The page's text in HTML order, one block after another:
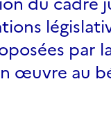
par
œuvre au